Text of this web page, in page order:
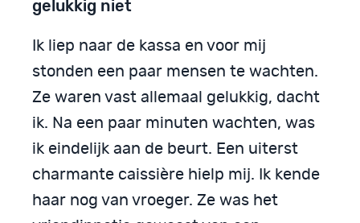
gelukkig niet
Ik liep naar de kassa en voor mij
stonden een paar mensen te wachten.
Ze waren vast allemaal gelukkig, dacht
ik. Na een paar minuten wachten, was
ik eindelijk aan de beurt. Een uiterst
charmante caissière hielp mij. Ik kende
haar nog van vroeger. Ze was het